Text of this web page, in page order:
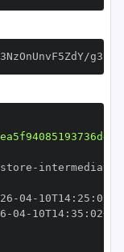
-
-04- 10T14: 25 :
-04- 10T14: 35 : 02+00